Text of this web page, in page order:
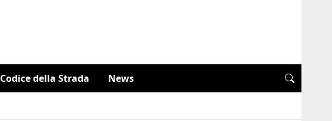
Codice della Strada News